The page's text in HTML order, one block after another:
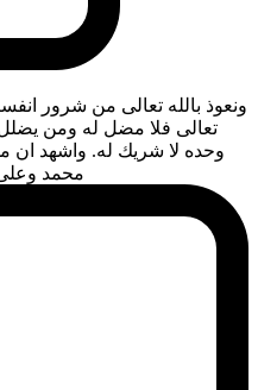
ونعوذ بالله تعالى من شرور
تعالى فلا مضل له ومن يضلل
وحده لا شريك له. واشهد ان
محمد